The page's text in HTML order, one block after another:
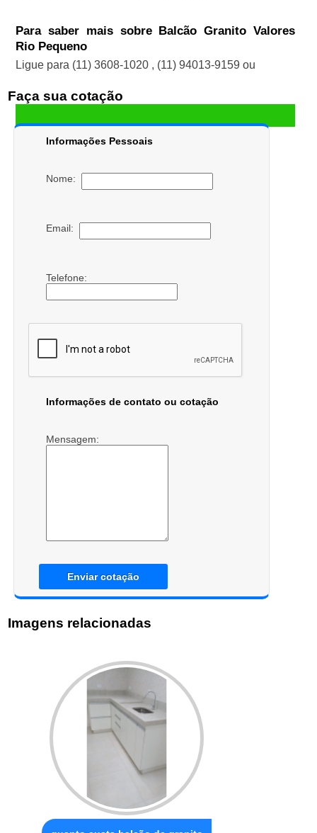
Para saber mais sobre Balcão Granito Valores
Rio Pequeno
Ligue para (11) 3608-1020 , (11) 94013-9159 ou
Faça sua cotação
Informações Pessoais
Nome:
Email:
Telefone:
Informações de contato ou cotação
Mensagem:
Enviar cotação
Imagens relacionadas